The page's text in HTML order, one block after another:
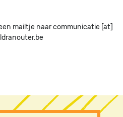
mailtje naar communicatie [at]